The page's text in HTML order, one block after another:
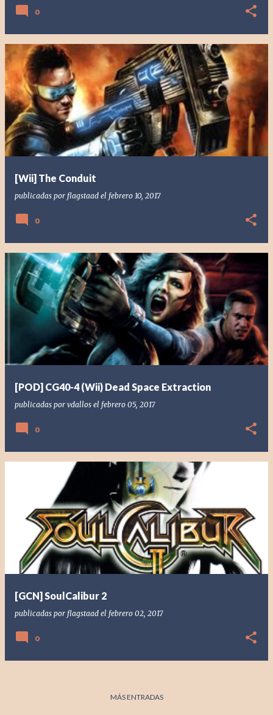
0
[Wii] The Conduit
publicadas por flagstaad el febrero 10, 2017
0
[POD] CG40-4 (Wii) Dead Space Extraction
publicadas por vdallos el febrero 05, 2017
0
[GCN] SoulCalibur 2
publicadas por flagstaad el febrero 02, 2017
0
MÁS ENTRADAS